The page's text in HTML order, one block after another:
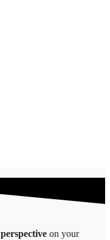
perspective on your